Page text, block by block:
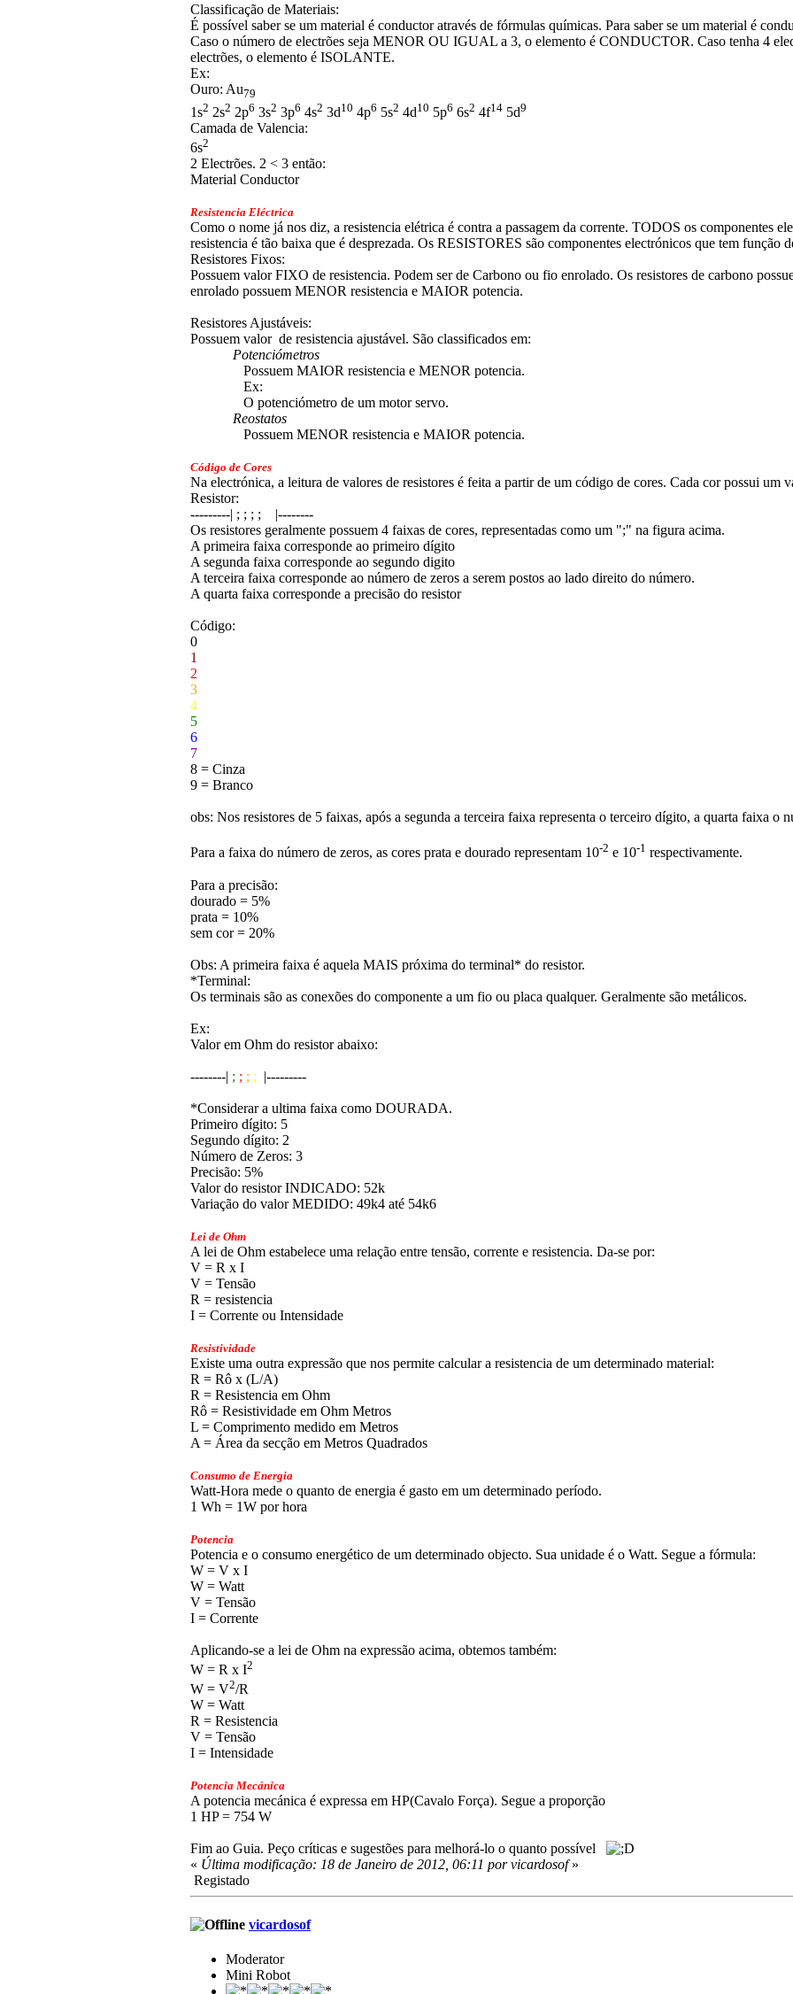
Classificação de Materiais:
É possível saber se um material é conductor através de fórmulas químicas. Para saber se um material é
Caso o número de electrões seja MENOR OU IGUAL a 3, o elemento é CONDUCTOR. Caso tenha 4
electrões, o elemento é ISOLANTE.
Ex:
Ouro: Au79
1s2 2s2 2p6 3s2 3p6 4s2 3d10 4p6 5s2 4d10 5p6 6s2 4f14 5d9
Camada de Valencia:
6s2
2 Electrões. 2 < 3 então:
Material Conductor
Resistencia Eléctrica
Como o nome já nos diz, a resistencia elétrica é contra a passagem da corrente. TODOS os componentes
resistencia é tão baixa que é desprezada. Os RESISTORES são componentes electrónicos que tem função
Resistores Fixos:
Possuem valor FIXO de resistencia. Podem ser de Carbono ou fio enrolado. Os resistores de carbono
enrolado possuem MENOR resistencia e MAIOR potencia.
Resistores Ajustáveis:
Possuem valor de resistencia ajustável. São classificados em:
Potenciómetros
Possuem MAIOR resistencia e MENOR potencia.
Ex:
O potenciómetro de um motor servo.
Reostatos
Possuem MENOR resistencia e MAIOR potencia.
Código de Cores
Na electrónica, a leitura de valores de resistores é feita a partir de um código de cores. Cada cor possui um
Resistor:
---------| ; ; ; ; |--------
Os resistores geralmente possuem 4 faixas de cores, representadas como um ";" na figura acima.
A primeira faixa corresponde ao primeiro dígito
A segunda faixa corresponde ao segundo digito
A terceira faixa corresponde ao número de zeros a serem postos ao lado direito do número.
A quarta faixa corresponde a precisão do resistor
Código:
0
1
2
3
4
5
6
7
8 = Cinza
9 = Branco
obs: Nos resistores de 5 faixas, após a segunda a terceira faixa representa o terceiro dígito, a quarta faixa o
Para a faixa do número de zeros, as cores prata e dourado representam 10-2 e 10-1 respectivamente.
Para a precisão:
dourado = 5%
prata = 10%
sem cor = 20%
Obs: A primeira faixa é aquela MAIS próxima do terminal* do resistor.
*Terminal:
Os terminais são as conexões do componente a um fio ou placa qualquer. Geralmente são metálicos.
Ex:
Valor em Ohm do resistor abaixo:
--------| ; ; ; ; |---------
*Considerar a ultima faixa como DOURADA.
Primeiro dígito: 5
Segundo dígito: 2
Número de Zeros: 3
Precisão: 5%
Valor do resistor INDICADO: 52k
Variação do valor MEDIDO: 49k4 até 54k6
Lei de Ohm
A lei de Ohm estabelece uma relação entre tensão, corrente e resistencia. Da-se por:
V = R x I
V = Tensão
R = resistencia
I = Corrente ou Intensidade
Resistividade
Existe uma outra expressão que nos permite calcular a resistencia de um determinado material:
R = Rô x (L/A)
R = Resistencia em Ohm
Rô = Resistividade em Ohm Metros
L = Comprimento medido em Metros
A = Área da secção em Metros Quadrados
Consumo de Energia
Watt-Hora mede o quanto de energia é gasto em um determinado período.
1 Wh = 1W por hora
Potencia
Potencia e o consumo energético de um determinado objecto. Sua unidade é o Watt. Segue a fórmula:
W = V x I
W = Watt
V = Tensão
I = Corrente
Aplicando-se a lei de Ohm na expressão acima, obtemos também:
W = R x I2
W = V2/R
W = Watt
R = Resistencia
V = Tensão
I = Intensidade
Potencia Mecánica
A potencia mecánica é expressa em HP(Cavalo Força). Segue a proporção
1 HP = 754 W
Fim ao Guia. Peço críticas e sugestões para melhorá-lo o quanto possível
« Última modificação: 18 de Janeiro de 2012, 06:11 por vicardosof»
Registado
vicardosof
Moderator
Mini Robot